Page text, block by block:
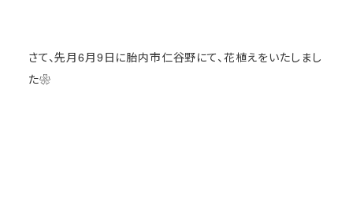
さて、先月6月9日に胎内市仁谷野にて、花植えをいたしまし
た❀